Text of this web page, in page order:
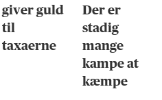
giver guld
til
taxaerne
Der er
stadig
mange
kampe at
kæmpe